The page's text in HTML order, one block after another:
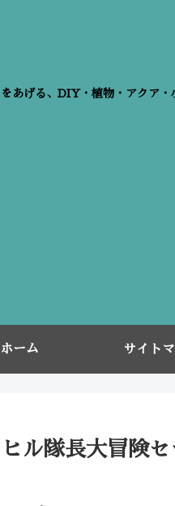
をあげる、DIY・植物・アクア・
ホーム サイト
ル隊長大冒険